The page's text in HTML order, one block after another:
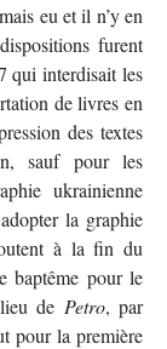
eu et il n’y en
furent
qui interdisait les
de livres en
des textes
sauf pour les
ukrainienne
la graphie
à la fin du
baptême pour le
de Petro, par
pour la première